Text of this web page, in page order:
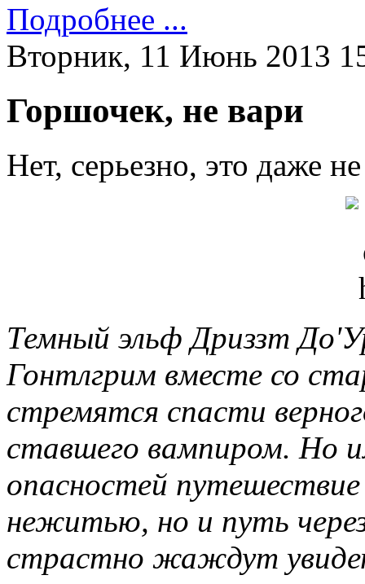
Подробнее ...
Вторник, 11 Июнь 2013
Горшочек, не вари
Нет, серьезно, это даже
Темный эльф Дриззт
Гонтлгрим вместе со
стремятся спасти
ставшего вампиром. Но
опасностей
нежитью, но и путь
страстно жаждут